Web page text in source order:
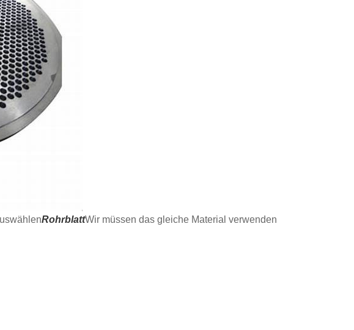
RohrblattWir müssen das gleiche Material verwenden